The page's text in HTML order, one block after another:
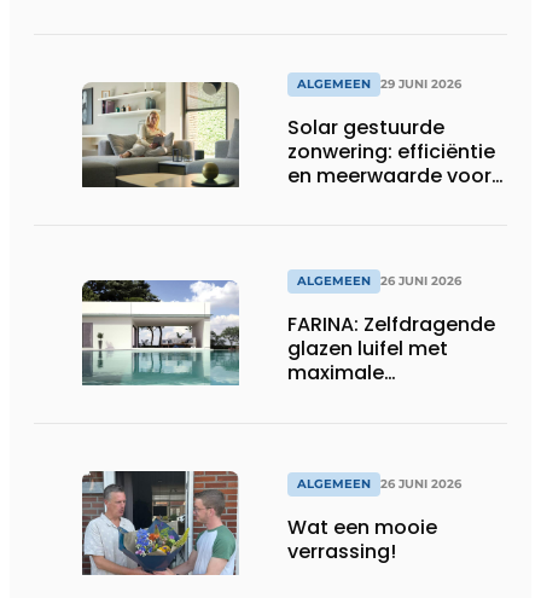
ALGEMEEN 29 JUNI 2026
Solar gestuurde
zonwering: efficiëntie
en meerwaarde voor
ALGEMEEN 26 JUNI 2026
FARINA: Zelfdragende
glazen luifel met
maximale
ALGEMEEN 26 JUNI 2026
Wat een mooie
verrassing!